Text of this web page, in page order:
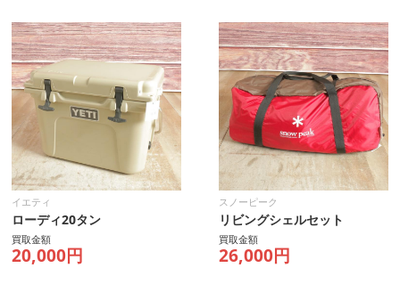
イエティ
ローディ20タン
買取金額
20,000円
スノーピーク
リビングシェルセット
買取金額
26,000円